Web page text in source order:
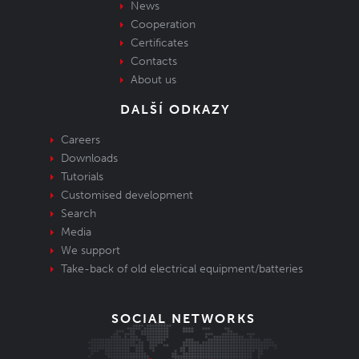
News
Cooperation
Certificates
Contacts
About us
DALŠÍ ODKAZY
Careers
Downloads
Tutorials
Customised development
Search
Media
We support
Take-back of old electrical equipment/batteries
SOCIAL NETWORKS